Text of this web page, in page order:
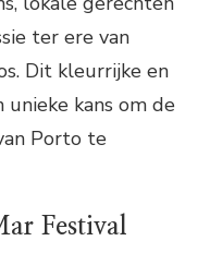
ter ere van
Dit kleurrijke en
kans om de
Porto te
Festival